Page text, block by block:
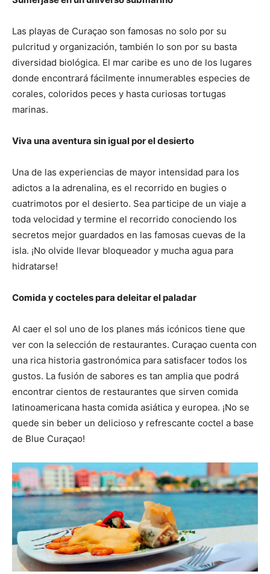
Las playas de Curaçao son famosas no solo por su
pulcritud y organización, también lo son por su basta
diversidad biológica. El mar caribe es uno de los lugares
donde encontrará fácilmente innumerables especies de
corales, coloridos peces y hasta curiosas tortugas
marinas.
Viva una aventura sin igual por el desierto
Una de las experiencias de mayor intensidad para los
adictos a la adrenalina, es el recorrido en bugies o
cuatrimotos por el desierto. Sea participe de un viaje a
toda velocidad y termine el recorrido conociendo los
secretos mejor guardados en las famosas cuevas de la
isla. ¡No olvide llevar bloqueador y mucha agua para
hidratarse!
Comida y cocteles para deleitar el paladar
Al caer el sol uno de los planes más icónicos tiene que
ver con la selección de restaurantes. Curaçao cuenta con
una rica historia gastronómica para satisfacer todos los
gustos. La fusión de sabores es tan amplia que podrá
encontrar cientos de restaurantes que sirven comida
latinoamericana hasta comida asiática y europea. ¡No se
quede sin beber un delicioso y refrescante coctel a base
de Blue Curaçao!